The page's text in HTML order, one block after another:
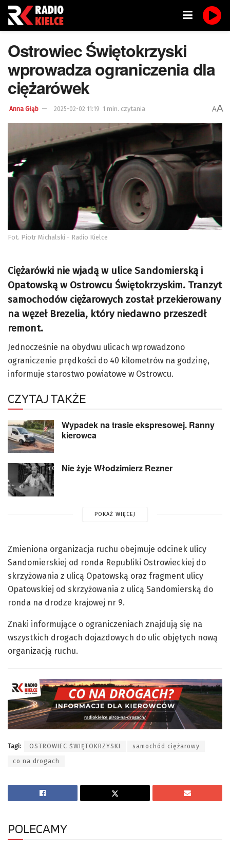
Ostrowiec Świętokrzyski
wprowadza ograniczenia dla
ciężarówek
Anna Głąb 2025-02-02 11:19 1 min. czytania AA
Fot. Piotr Michalski - Radio Kielce
Ciężarówki nie wjadą w ulice Sandomierską i
Opatowską w Ostrowcu Świętokrzyskim. Tranzyt
samochodów ciężarowych został przekierowany
na węzeł Brezelia, który niedawno przeszedł
remont.
Jednocześnie na obydwu ulicach wprowadzono
ograniczenie prędkości do 40 kilometrów na godzinę,
informuje starostwo powiatowe w Ostrowcu.
CZYTAJ TAKŻE
Wypadek na trasie ekspresowej. Ranny
kierowca
Nie żyje Włodzimierz Rezner
POKAŻ WIĘCEJ
Zmieniona organizacja ruchu obejmuje odcinek ulicy
Sandomierskiej od ronda Republiki Ostrowieckiej do
skrzyżowania z ulicą Opatowską oraz fragment ulicy
Opatowskiej od skrzyżowania z ulicą Sandomierską do
ronda na drodze krajowej nr 9.
Znaki informujące o ograniczeniach znajdują się na
wszystkich drogach dojazdowych do ulic objętych nową
organizacją ruchu.
Tagi: OSTROWIEC ŚWIĘTOKRZYSKI samochód ciężarowy
co na drogach
POLECAMY